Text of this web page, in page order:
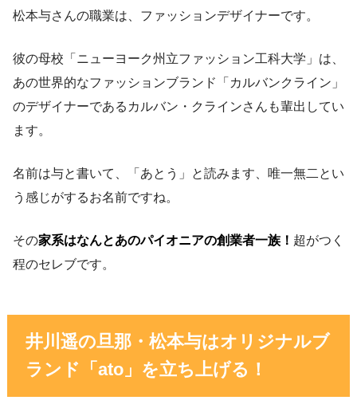
松本与さんの職業は、ファッションデザイナーです。
彼の母校「ニューヨーク州立ファッション工科大学」は、
あの世界的なファッションブランド「カルバンクライン」
のデザイナーであるカルバン・クラインさんも輩出してい
ます。
名前は与と書いて、「あとう」と読みます、唯一無二とい
う感じがするお名前ですね。
その家系はなんとあのパイオニアの創業者一族！ 超がつく
程のセレブです。
井川遥の旦那・松本与はオリジナルブ
ランド「ato」を立ち上げる！